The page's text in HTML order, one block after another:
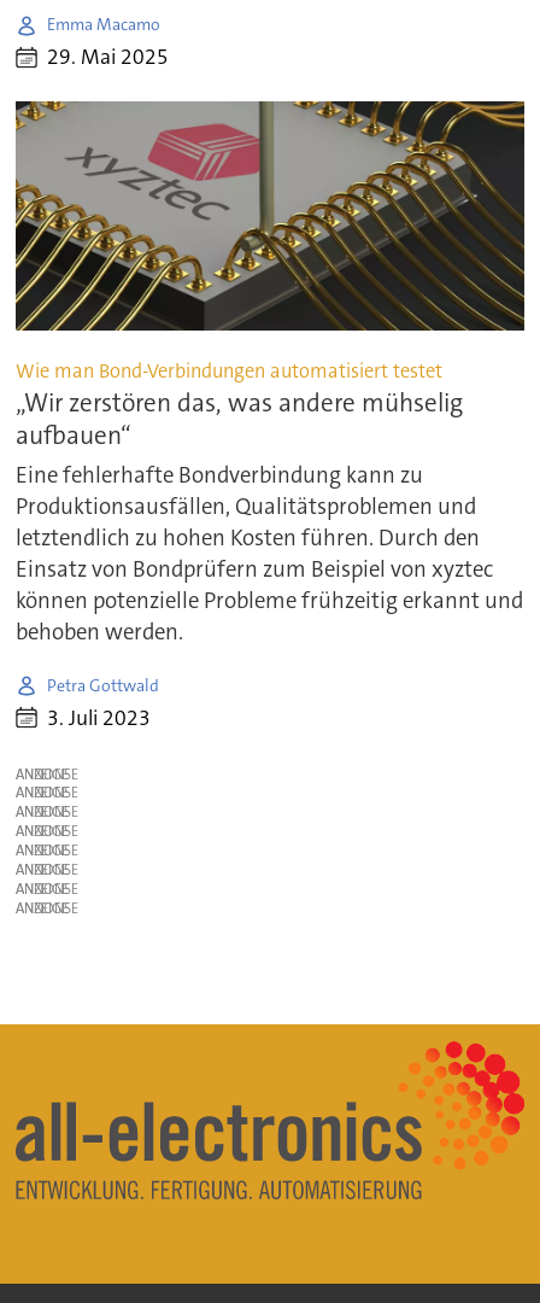
Emma Macamo
29. Mai 2025
Wie man Bond-Verbindungen automatisiert testet
„Wir zerstören das, was andere mühselig
aufbauen“
Eine fehlerhafte Bondverbindung kann zu
Produktionsausfällen, Qualitätsproblemen und
letztendlich zu hohen Kosten führen. Durch den
Einsatz von Bondprüfern zum Beispiel von xyztec
können potenzielle Probleme frühzeitig erkannt und
behoben werden.
Petra Gottwald
3. Juli 2023
ANZEIGE
ANZEIGE
ANZEIGE
ANZEIGE
ANZEIGE
ANZEIGE
ANZEIGE
ANZEIGE